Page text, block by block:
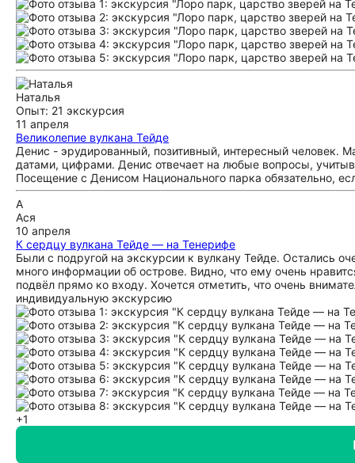
Наталья
Опыт: 21 экскурсия
11 апреля
Великолепие вулкана Тейде
Денис - эрудированный, позитивный, интересный человек.
датами, цифрами. Денис отвечает на любые вопросы,
Посещение с Денисом Национального парка обязательно,
А
Ася
10 апреля
К сердцу вулкана Тейде — на Тенерифе
Были с подругой на экскурсии к вулкану Тейде. Остались
много информации об острове. Видно, что ему очень
подвёл прямо ко входу. Хочется отметить, что очень
индивидуальную экскурсию
+1